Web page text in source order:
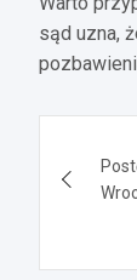
sąd uzna,